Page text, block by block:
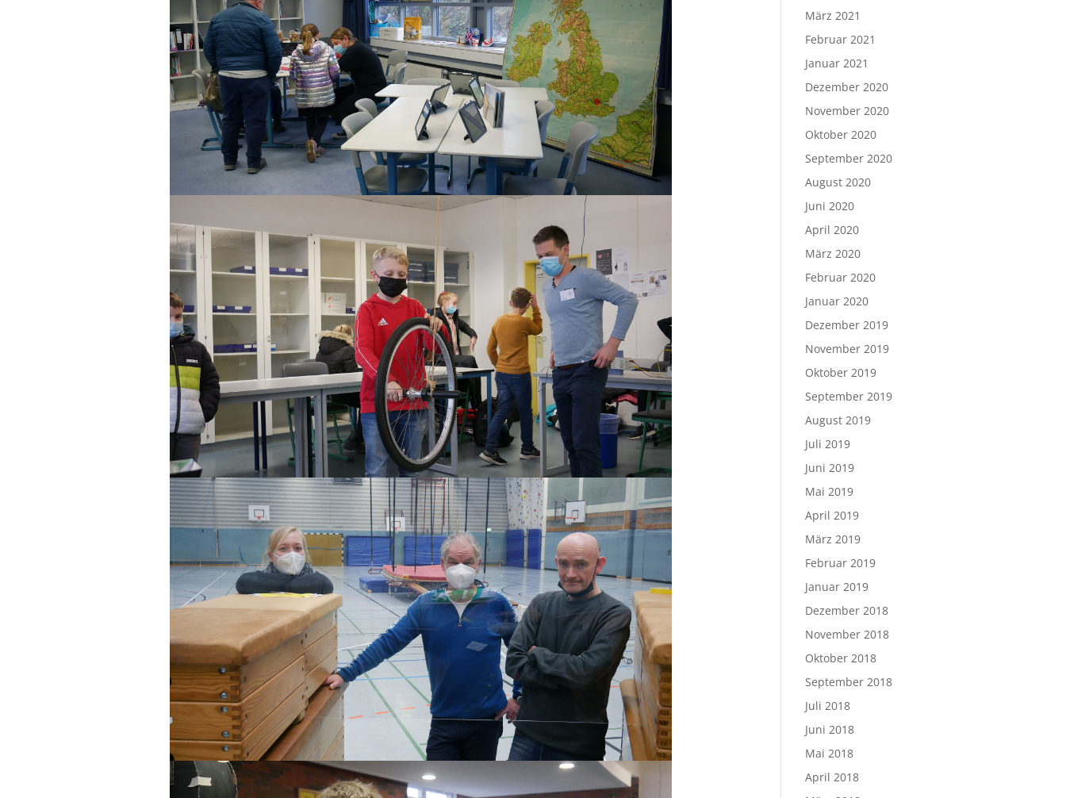
März 2021
Februar 2021
Januar 2021
Dezember 2020
November 2020
Oktober 2020
September 2020
August 2020
Juni 2020
April 2020
März 2020
Februar 2020
Januar 2020
Dezember 2019
November 2019
Oktober 2019
September 2019
August 2019
Juli 2019
Juni 2019
Mai 2019
April 2019
März 2019
Februar 2019
Januar 2019
Dezember 2018
November 2018
Oktober 2018
September 2018
Juli 2018
Juni 2018
Mai 2018
April 2018